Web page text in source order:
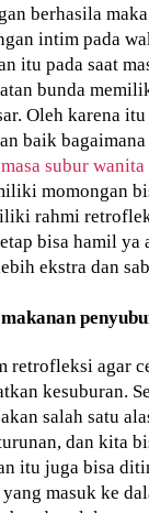
berhasila
intim pada
itu pada saat
bunda
Oleh karena
baik
subur wanita
momongan
rahmi
bisa hamil ya
ekstra dan
retrofleksi agar
kesuburan.
salah satu
dan kita
itu juga bisa
masuk ke